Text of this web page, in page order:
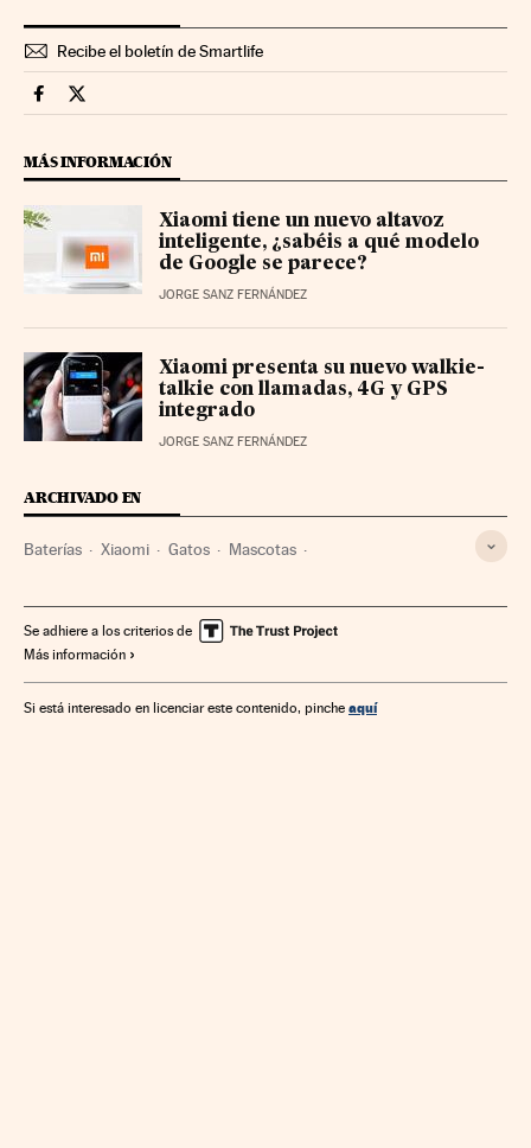
Recibe el boletín de Smartlife
Smartlife Cinco Días en Facebook
Smartlife Cinco Días en Twitter
MÁS INFORMACIÓN
Xiaomi tiene un nuevo altavoz
inteligente, ¿sabéis a qué modelo
de Google se parece?
JORGE SANZ FERNÁNDEZ
Xiaomi presenta su nuevo walkie-
talkie con llamadas, 4G y GPS
integrado
JORGE SANZ FERNÁNDEZ
ARCHIVADO EN
Baterías Xiaomi Gatos Mascotas
Se adhiere a los criterios de
Más información
Si está interesado en licenciar este contenido, pinche aquí